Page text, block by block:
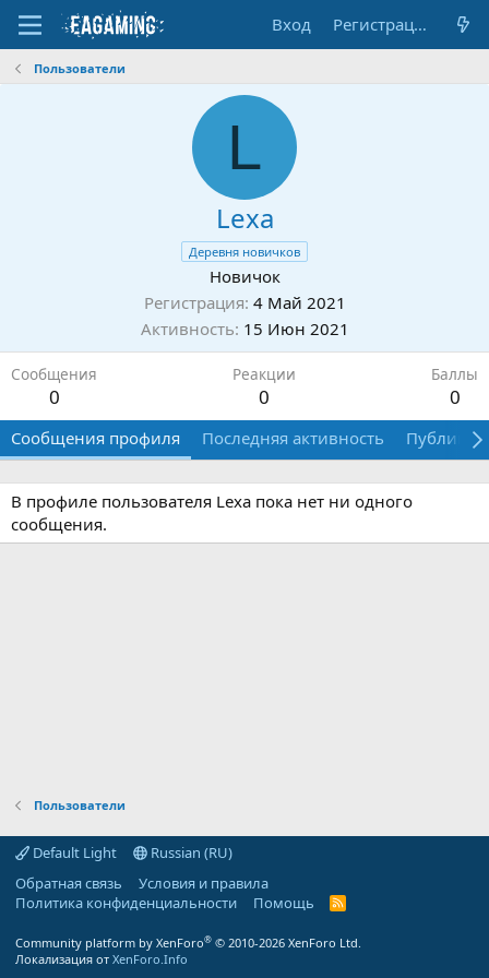
Вход Регистрация
Пользователи
L
Lexa
Деревня новичков
Новичок
Регистрация 4 Май 2021
Активность 15 Июн 2021
Сообщения
0
Реакции
0
Баллы
0
Сообщения профиля Последняя активность
В профиле пользователя Lexa пока нет ни одного
сообщения.
Пользователи
Default Light
Russian (RU)
Обратная связь
Условия и правила
Политика конфиденциальности
Помощь
R
Community platform by XenForo® © 2010-2026 XenForo Ltd.
Локализация от XenForo.Info